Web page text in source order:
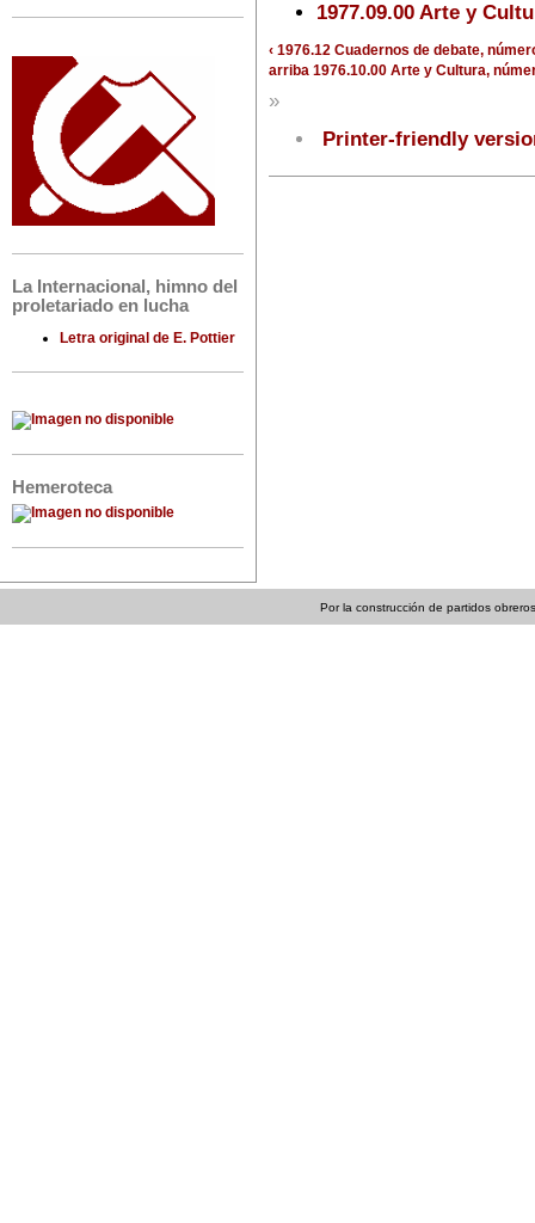
La Internacional, himno del
proletariado en lucha
Letra original de E. Pottier
Hemeroteca
1977.09.00 Arte y
‹ 1976.12 Cuadernos de debate,
arriba 1976.10.00 Arte y Cultura,
»
Printer-friendly
Por la construcción de partidos